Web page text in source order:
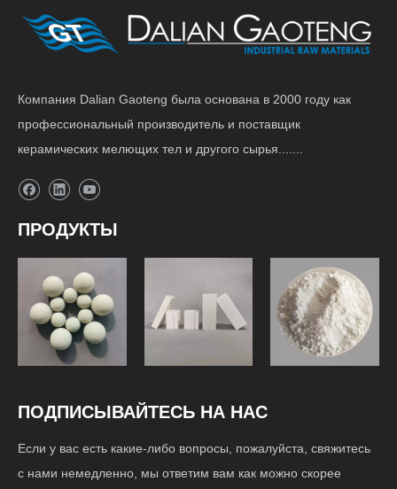
Компания Dalian Gaoteng была основана в 2000 году как
профессиональный производитель и поставщик
керамических мелющих тел и другого сырья.......
ПРОДУКТЫ
Мелющие
шары
Футеровка
шаровой
мельницы
Сырье
ПОДПИСЫВАЙТЕСЬ НА НАС
Если у вас есть какие-либо вопросы, пожалуйста, свяжитесь
с нами немедленно, мы ответим вам как можно скорее